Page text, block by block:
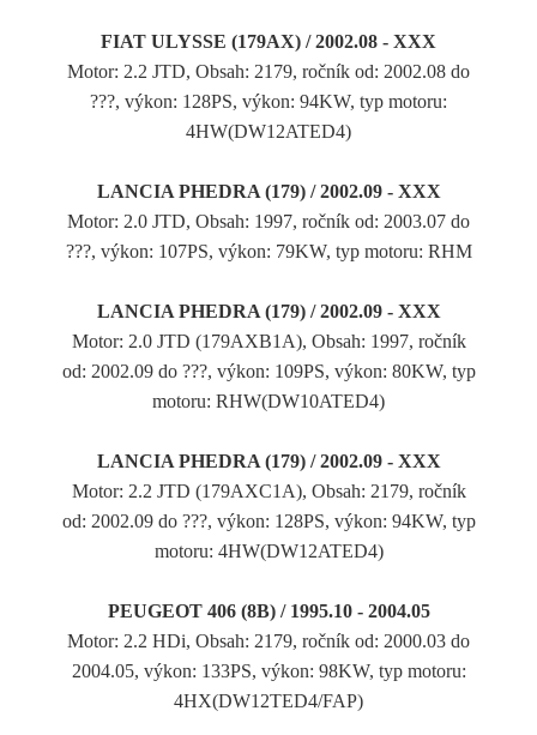
FIAT ULYSSE (179AX) / 2002.08 - XXX
Motor: 2.2 JTD, Obsah: 2179, ročník od: 2002.08 do
???, výkon: 128PS, výkon: 94KW, typ motoru:
4HW(DW12ATED4)
LANCIA PHEDRA (179) / 2002.09 - XXX
Motor: 2.0 JTD, Obsah: 1997, ročník od: 2003.07 do
???, výkon: 107PS, výkon: 79KW, typ motoru: RHM
LANCIA PHEDRA (179) / 2002.09 - XXX
Motor: 2.0 JTD (179AXB1A), Obsah: 1997, ročník
od: 2002.09 do ???, výkon: 109PS, výkon: 80KW, typ
motoru: RHW(DW10ATED4)
LANCIA PHEDRA (179) / 2002.09 - XXX
Motor: 2.2 JTD (179AXC1A), Obsah: 2179, ročník
od: 2002.09 do ???, výkon: 128PS, výkon: 94KW, typ
motoru: 4HW(DW12ATED4)
PEUGEOT 406 (8B) / 1995.10 - 2004.05
Motor: 2.2 HDi, Obsah: 2179, ročník od: 2000.03 do
2004.05, výkon: 133PS, výkon: 98KW, typ motoru:
4HX(DW12TED4/FAP)